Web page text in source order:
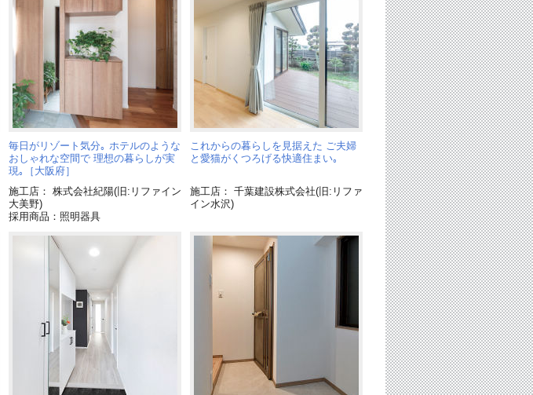
毎日がリゾート気分｡ ホテルのような
おしゃれな空間で 理想の暮らしが実
現｡［大阪府］
施工店： 株式会社紀陽(旧:リファイン
大美野)
採用商品：照明器具
これからの暮らしを見据えた ご夫婦
と愛猫がくつろげる快適住まい｡
施工店： 千葉建設株式会社(旧:リファ
イン水沢)